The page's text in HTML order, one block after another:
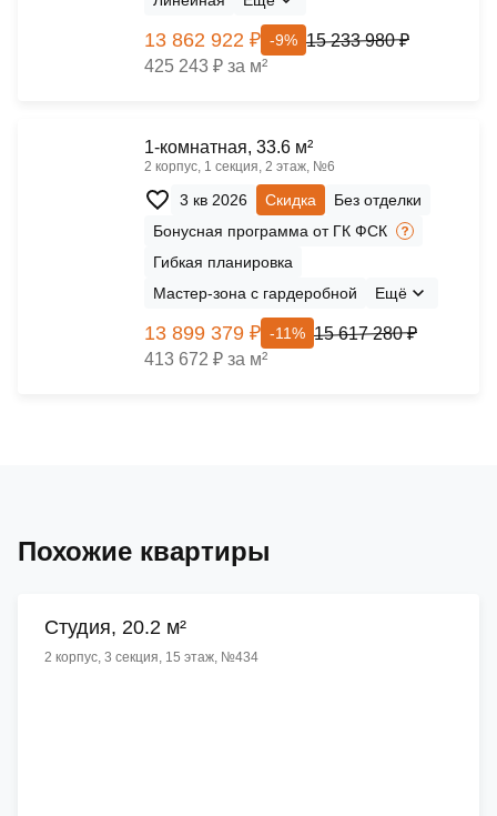
13 862 922 ₽ -9% 15 233 980 ₽
425 243 ₽ за м²
1-комнатная, 33.6 м²
2 корпус, 1 секция, 2 этаж, №6
3 кв 2026 Скидка
Без отделки
Бонусная программа от ГК ФСК
Гибкая планировка
Мастер-зона с гардеробной
Ещё
13 899 379 ₽ -11% 15 617 280 ₽
413 672 ₽ за м²
Похожие квартиры
Cтудия, 20.2 м²
2 корпус, 3 секция, 15 этаж, №434